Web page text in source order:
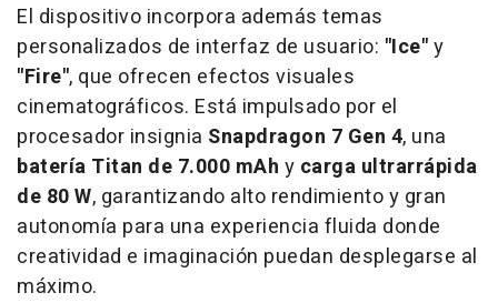
El dispositivo incorpora además temas
personalizados de interfaz de usuario: "Ice"y
"Fire", que ofrecen efectos visuales
cinematográficos. Está impulsado por el
procesador insignia Snapdragon 7 Gen 4, una
batería Titan de 7.000 mAh y carga ultrarrápida
de 80 W, garantizando alto rendimiento y gran
autonomía para una experiencia fluida donde
creatividad e imaginación puedan desplegarse al
máximo.